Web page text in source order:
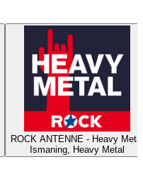
ROCK ANTENNE - Heavy Metal
Ismaning, Heavy Metal